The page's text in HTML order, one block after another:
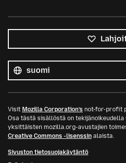
kielet
Kieli
Visit Mozilla Corporation’s not-for-profit
Osa tästä sisällöstä on
yksittäisten mozilla.org-avustajien
Creative Commons -lisenssin alaista.
Sivuston tietosuojakäytäntö